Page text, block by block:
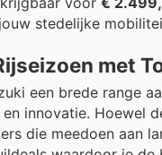
stedelijke
met
een brede range
innovatie.
die meedoen aan